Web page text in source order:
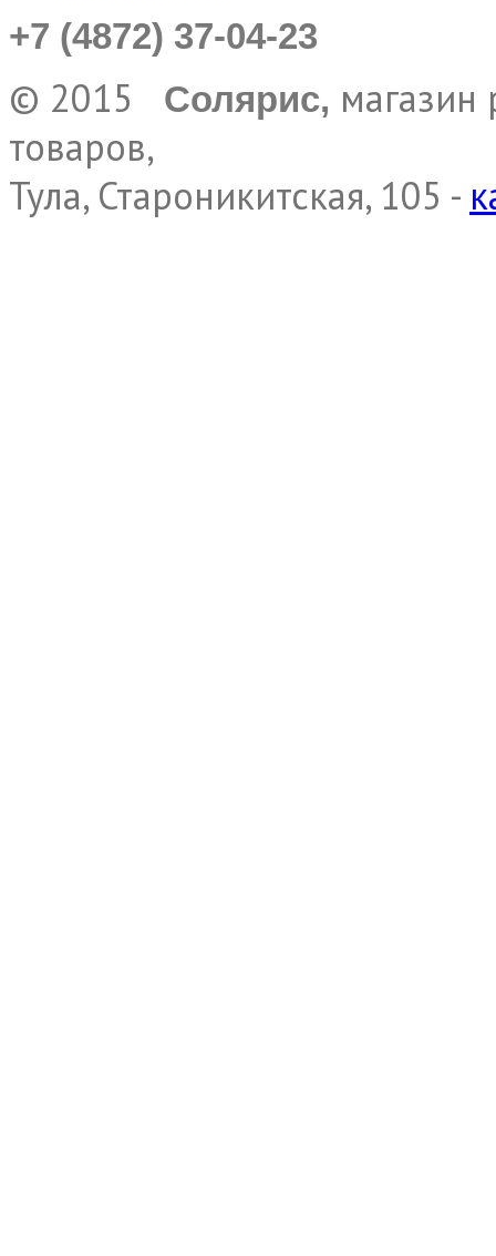
+7 (4872) 37-04-23
© 2015 Солярис, магазин
товаров,
Тула, Староникитская, 105 -